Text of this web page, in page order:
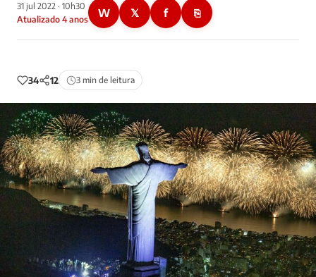
31 jul 2022 · 10h30
Atualizado 4 anos
W 𝕏 f ⎘
34 12 3 min de leitura